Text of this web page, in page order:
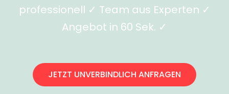
professionell ✓ Team aus Experten ✓
Angebot in 60 Sek. ✓
JETZT UNVERBINDLICH ANFRAGEN